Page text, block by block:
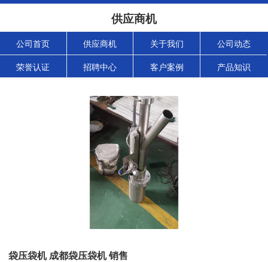
供应商机
公司首页 供应商机 关于我们 公司动态
荣誉认证 招聘中心 客户案例 产品知识
袋压袋机 成都袋压袋机 销售